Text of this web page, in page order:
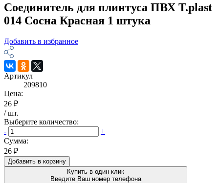
Соединитель для плинтуса ПВХ T.рlast
014 Сосна Красная 1 штука
Добавить в избранное
Артикул
209810
Цена:
26 ₽
/шт.
Выберите количество:
-
+
Сумма:
26 ₽
Добавить в корзину
Купить в один клик
Введите Ваш номер телефона